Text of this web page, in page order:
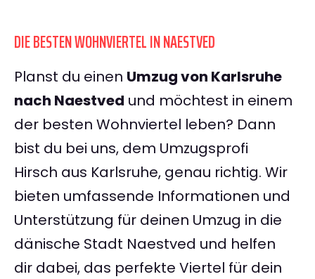
DIE BESTEN WOHNVIERTEL IN NAESTVED
Planst du einen Umzug von Karlsruhe
nach Naestved und möchtest in einem
der besten Wohnviertel leben? Dann
bist du bei uns, dem Umzugsprofi
Hirsch aus Karlsruhe, genau richtig. Wir
bieten umfassende Informationen und
Unterstützung für deinen Umzug in die
dänische Stadt Naestved und helfen
dir dabei, das perfekte Viertel für dein